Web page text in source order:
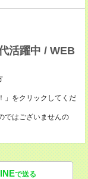
活躍中 / WEB
」をクリックしてくだ
ではございませんの
で送る